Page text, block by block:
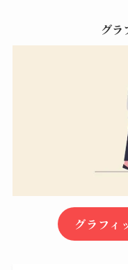
グラ
グラフィ